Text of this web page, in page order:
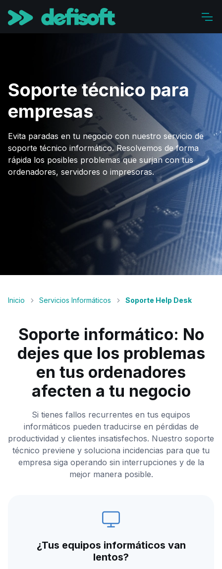
Soporte técnico para
empresas
Evita paradas en tu negocio con nuestro servicio de
soporte técnico informático. Resolvemos de forma
rápida los posibles problemas que surjan con tus
ordenadores, servidores o impresoras.
Inicio Servicios Informáticos Soporte Help Desk
Soporte informático: No
dejes que los problemas
en tus ordenadores
afecten a tu negocio
Si tienes fallos recurrentes en tus equipos
informáticos pueden traducirse en pérdidas de
productividad y clientes insatisfechos. Nuestro soporte
técnico previene y soluciona incidencias para que tu
empresa siga operando sin interrupciones y de la
mejor manera posible.
¿Tus equipos informáticos van
lentos?